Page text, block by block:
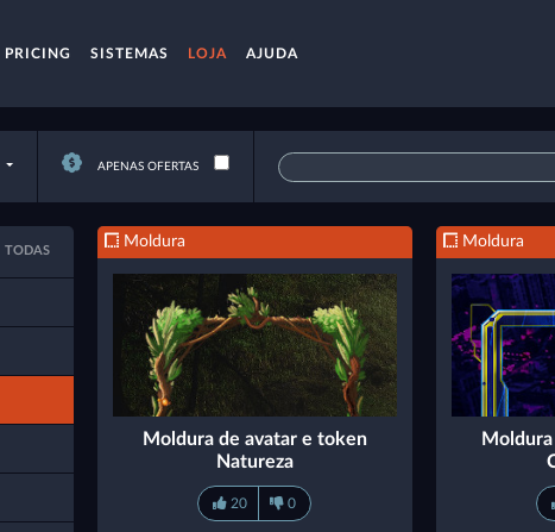
PRICING SISTEMAS LOJA AJUDA
APENAS OFERTAS
TODAS
Moldura
Moldura de avatar e token
Natureza
20 0
Moldura